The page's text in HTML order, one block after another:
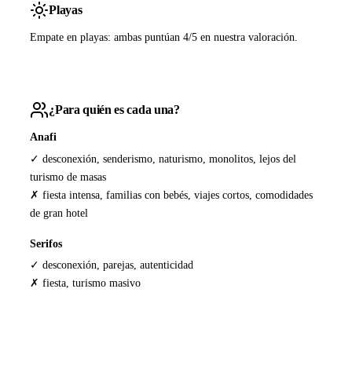
Playas
Empate en playas: ambas puntúan 4/5 en nuestra valoración.
¿Para quién es cada una?
Anafi
✓ desconexión, senderismo, naturismo, monolitos, lejos del
turismo de masas
✗ fiesta intensa, familias con bebés, viajes cortos, comodidades
de gran hotel
Serifos
✓ desconexión, parejas, autenticidad
✗ fiesta, turismo masivo